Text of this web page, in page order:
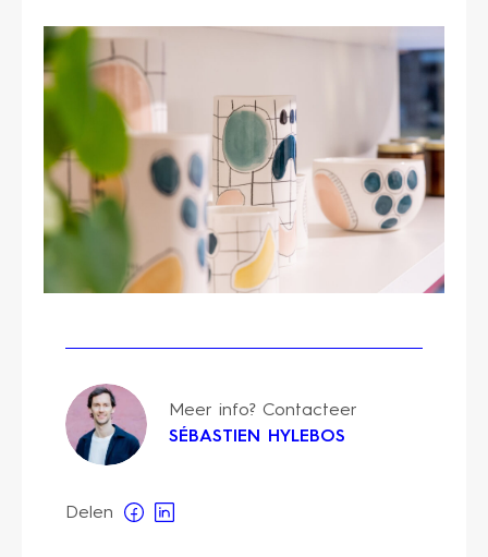
Meer info? Contacteer
SÉBASTIEN HYLEBOS
Delen